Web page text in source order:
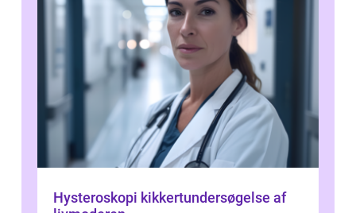
Hysteroskopi kikkertundersøgelse af